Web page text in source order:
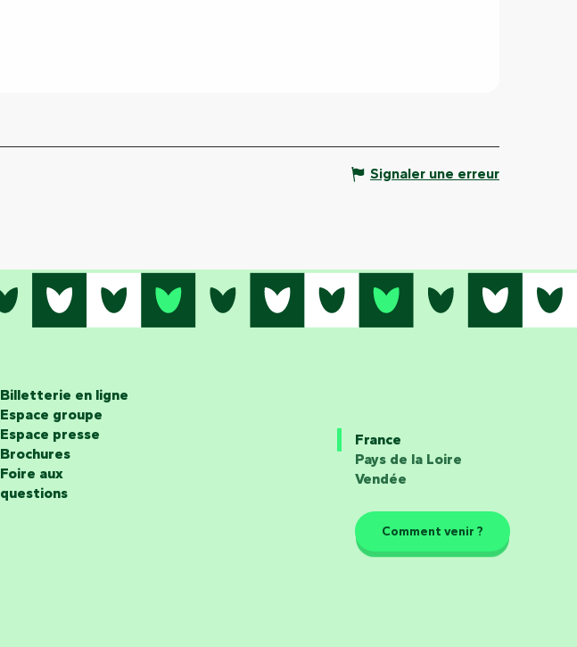
Signaler une erreur
Billetterie en ligne
Espace groupe
Espace presse
Brochures
Foire aux
questions
France
Pays de la Loire
Vendée
Comment venir ?